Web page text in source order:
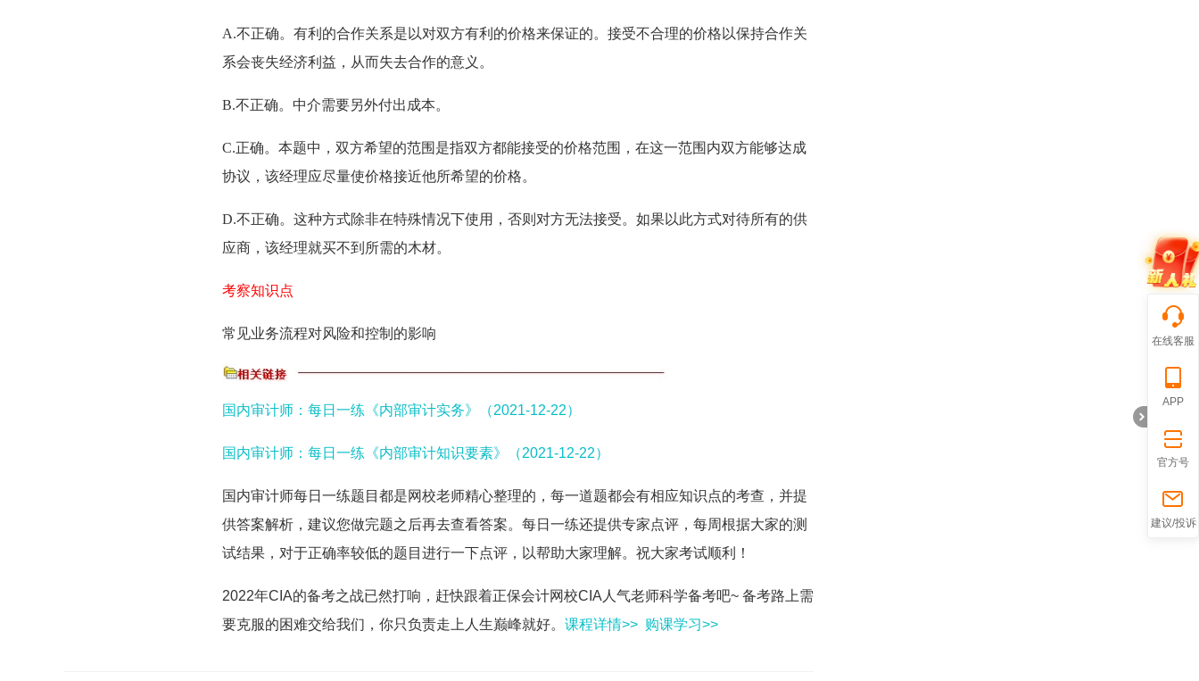
A.不正确。有利的合作关系是以对双方有利的价格来保证的。接受不合理的价格以保持合作关
系会丧失经济利益，从而失去合作的意义。
B.不正确。中介需要另外付出成本。
C.正确。本题中，双方希望的范围是指双方都能接受的价格范围，在这一范围内双方能够达成
协议，该经理应尽量使价格接近他所希望的价格。
D.不正确。这种方式除非在特殊情况下使用，否则对方无法接受。如果以此方式对待所有的供
应商，该经理就买不到所需的木材。
考察知识点
常见业务流程对风险和控制的影响
国内审计师：每日一练《内部审计实务》（2021-12-22）
国内审计师：每日一练《内部审计知识要素》（2021-12-22）
国内审计师每日一练题目都是网校老师精心整理的，每一道题都会有相应知识点的考查，并提
供答案解析，建议您做完题之后再去查看答案。每日一练还提供专家点评，每周根据大家的测
试结果，对于正确率较低的题目进行一下点评，以帮助大家理解。祝大家考试顺利！
2022年CIA的备考之战已然打响，赶快跟着正保会计网校CIA人气老师科学备考吧~ 备考路上需
要克服的困难交给我们，你只负责走上人生巅峰就好。 课程详情>> 购课学习>>
在线客服
APP
官方号
建议/投诉